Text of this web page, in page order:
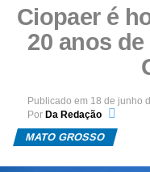
Ciopaer é
20 anos
Publicado em 18 de junho
Por Da Redação
MATO GROSSO